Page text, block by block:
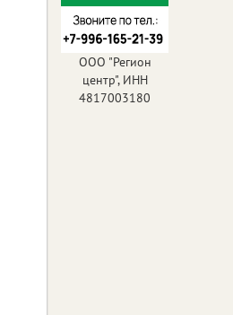
ООО "Регион
центр", ИНН
4817003180